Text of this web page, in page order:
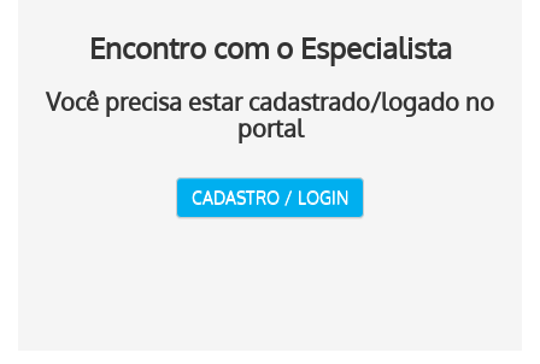
Encontro com o Especialista
Você precisa estar cadastrado/logado no
portal
CADASTRO / LOGIN